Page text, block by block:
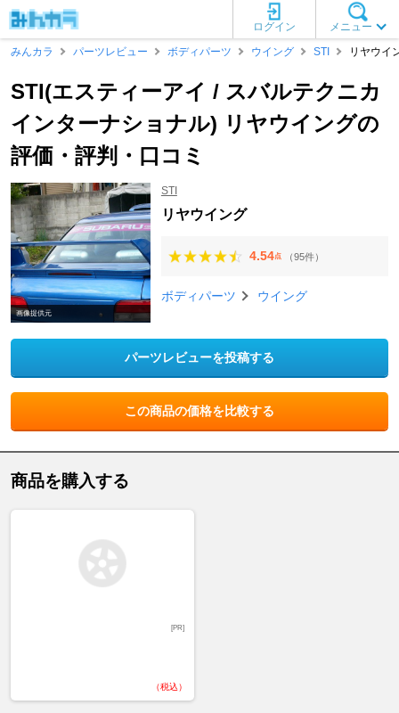
メニュー
ログイン
みんカラ
パーツレビュー ボディパーツ ウイング STI リヤウイ
STI(エスティーアイ / スバルテクニカ
インターナショナル) リヤウイングの
評価・評判・口コミ
画像提供元
STI
リヤウイング
4.54点 （95件）
ボディパーツ ウイング
パーツレビューを投稿する
この商品の価格を比較する
商品を購入する
[PR]
（税込）